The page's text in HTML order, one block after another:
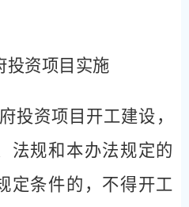
投资项目实施
投资项目开工建设，
法规和本办法规定的
定条件的，不得开工